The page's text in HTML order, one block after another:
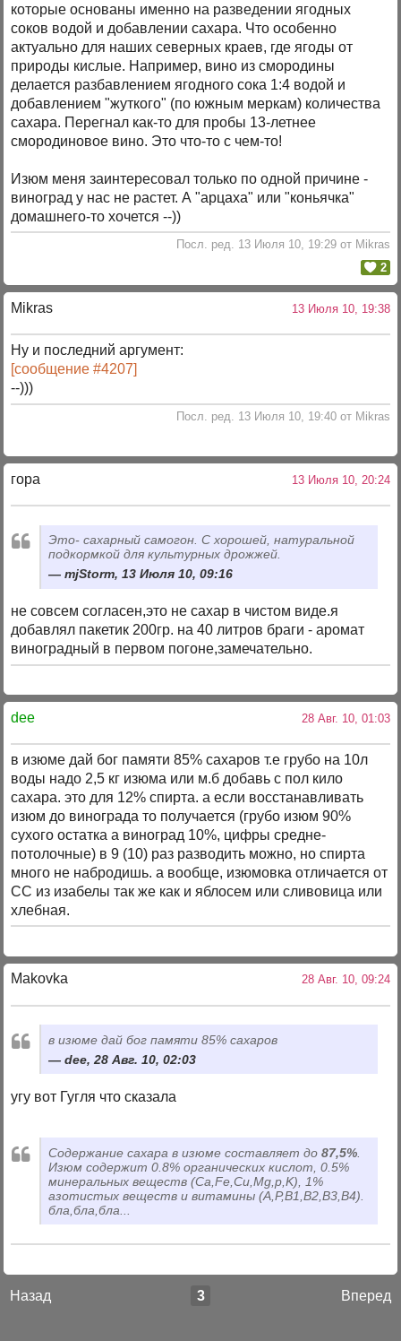
которые основаны именно на разведении ягодных
соков водой и добавлении сахара. Что особенно
актуально для наших северных краев, где ягоды от
природы кислые. Например, вино из смородины
делается разбавлением ягодного сока 1:4 водой и
добавлением "жуткого" (по южным меркам) количества
сахара. Перегнал как-то для пробы 13-летнее
смородиновое вино. Это что-то с чем-то!
Изюм меня заинтересовал только по одной причине -
виноград у нас не растет. А "арцаха" или "коньячка"
домашнего-то хочется --))
Посл. ред. 13 Июля 10, 19:29 от Mikras
2
Mikras 13 Июля 10, 19:38
Ну и последний аргумент:
[сообщение #4207]
--)))
Посл. ред. 13 Июля 10, 19:40 от Mikras
гора 13 Июля 10, 20:24
Это- сахарный самогон. С хорошей, натуральной
подкормкой для культурных дрожжей.
mjStorm, 13 Июля 10, 09:16
не совсем согласен,это не сахар в чистом виде.я
добавлял пакетик 200гр. на 40 литров браги - аромат
виноградный в первом погоне,замечательно.
dee 28 Авг. 10, 01:03
в изюме дай бог памяти 85% сахаров т.е грубо на 10л
воды надо 2,5 кг изюма или м.б добавь с пол кило
сахара. это для 12% спирта. а если восстанавливать
изюм до винограда то получается (грубо изюм 90%
сухого остатка а виноград 10%, цифры средне-
потолочные) в 9 (10) раз разводить можно, но спирта
много не набродишь. а вообще, изюмовка отличается от
СС из изабелы так же как и яблосем или сливовица или
хлебная.
Makovka 28 Авг. 10, 09:24
в изюме дай бог памяти 85% сахаров
dee, 28 Авг. 10, 02:03
угу вот Гугля что сказала
Содержание сахара в изюме составляет до87,5%
Изюм содержит 0.8% органических кислот, 0.5%
минеральных веществ (Ca,Fe,Cu,Mg,p,K), 1%
азотистых веществ и витамины (A,Р,B1,B2,B3,B4).
бла,бла,бла...
Назад Вперед
3